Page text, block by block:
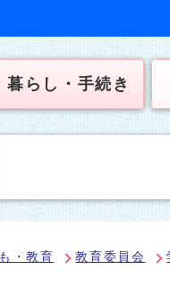
暮らし・手続き
・教育 教育委員会